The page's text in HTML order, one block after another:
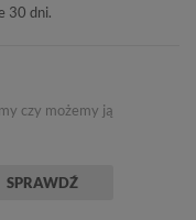
30 dni.
czy możemy ją
SPRAWDŹ